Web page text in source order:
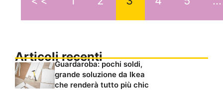
Articoli recenti
Guardaroba: pochi soldi,
grande soluzione da Ikea
che renderà tutto più chic